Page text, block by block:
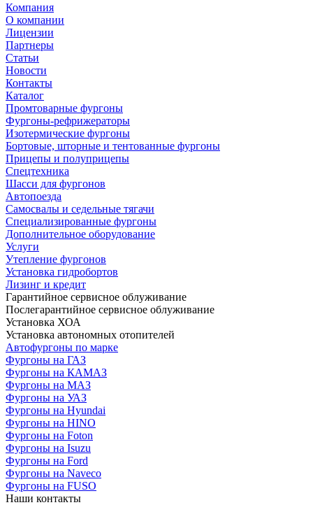
Компания
О компании
Лицензии
Партнеры
Статьи
Новости
Контакты
Каталог
Промтоварные фургоны
Фургоны-рефрижераторы
Изотермические фургоны
Бортовые, шторные и тентованные фургоны
Прицепы и полуприцепы
Спецтехника
Шасси для фургонов
Автопоезда
Самосвалы и седельные тягачи
Специализированные фургоны
Дополнительное оборудование
Услуги
Утепление фургонов
Установка гидробортов
Лизинг и кредит
Гарантийное сервисное облуживание
Послегарантийное сервисное облуживание
Установка ХОА
Установка автономных отопителей
Автофургоны по марке
Фургоны на ГАЗ
Фургоны на КАМАЗ
Фургоны на МАЗ
Фургоны на УАЗ
Фургоны на Hyundai
Фургоны на HINO
Фургоны на Foton
Фургоны на Isuzu
Фургоны на Ford
Фургоны на Naveco
Фургоны на FUSO
Наши контакты